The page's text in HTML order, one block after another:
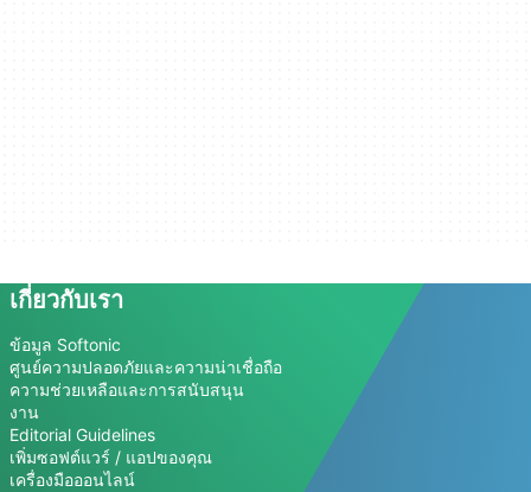
เกี่ยวกับเรา
ข้อมูล Softonic
ศูนย์ความปลอดภัยและความน่าเชื่อถือ
ความช่วยเหลือและการสนับสนุน
งาน
Editorial Guidelines
เพิ่มซอฟต์แวร์ / แอปของคุณ
เครื่องมือออนไลน์